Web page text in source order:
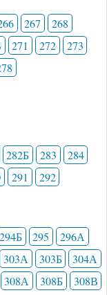
267
268
271 272
273
282Б 283
284
291 292
294Б 295
296А
303А 303Б
304А
308А 308Б
308В